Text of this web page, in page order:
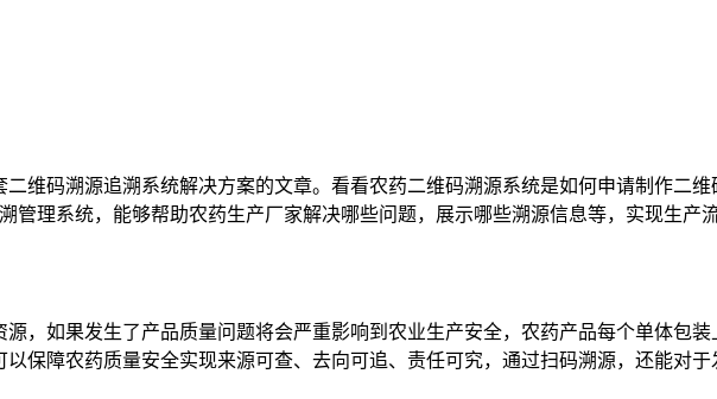
维码溯源追溯系统解决方案的文章。看看农药二维码溯源系统是如何申请制作二
管理系统，能够帮助农药生产厂家解决哪些问题，展示哪些溯源信息等，实现生产
如果发生了产品质量问题将会严重影响到农业生产安全，农药产品每个单体包装
保障农药质量安全实现来源可查、去向可追、责任可究，通过扫码溯源，还能对